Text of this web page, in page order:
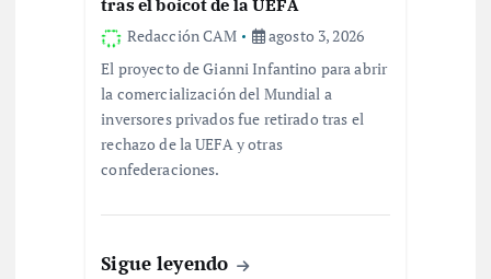
tras el boicot de la UEFA
Redacción CAM
agosto 3, 2026
El proyecto de Gianni Infantino para abrir
la comercialización del Mundial a
inversores privados fue retirado tras el
rechazo de la UEFA y otras
confederaciones.
Sigue leyendo